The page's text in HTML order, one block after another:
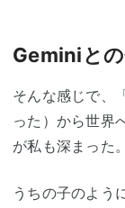
Geminiと
そんな感じで、
った）から世界
が私も深まった。
うちの子のよう